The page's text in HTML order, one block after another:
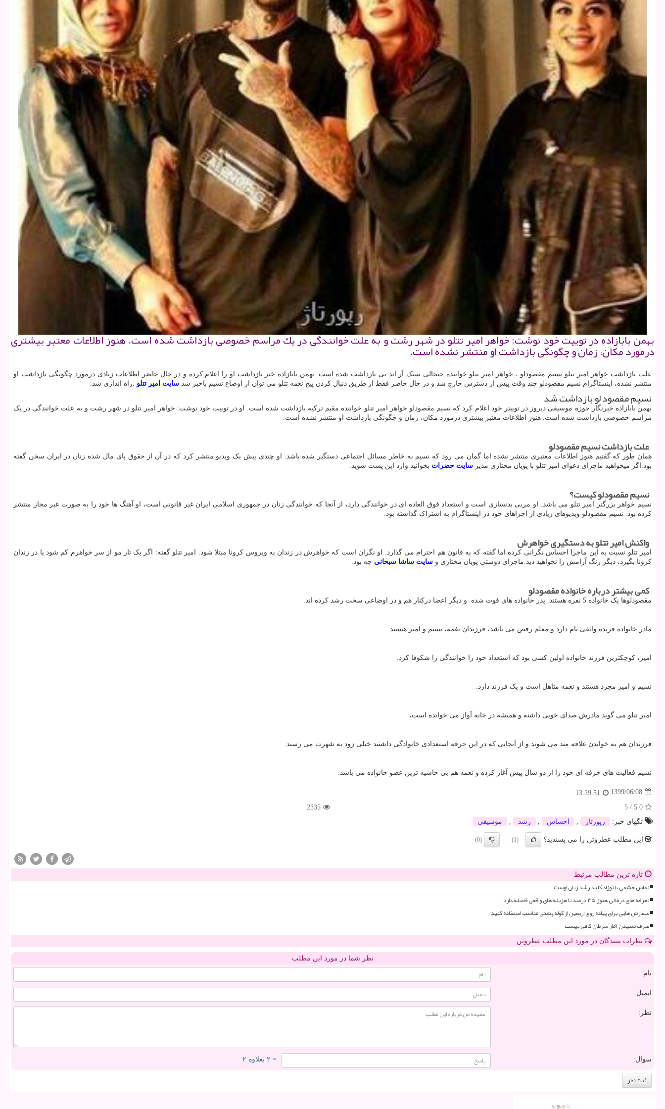
بهمن بابازاده در توییت خود نوشت: خواهر امیر تتلو در شهر رشت و به علت خوانندگی در یك مراسم خصوصی بازداشت شده است. هنوز اطلاعات معتبر بیشتری
درمورد مكان، زمان و چگونگی بازداشت او منتشر نشده است.
علت بازداشت خواهر امیر تتلو نسیم مقصودلو ، خواهر امیر تتلو خواننده جنجالی سبک آر اند بی بازداشت شده است. بهمن بابازاده خبر بازداشت او را اعلام کرده و در حال حاضر اطلاعات زیادی درمورد چگونگی بازداشت او
منتشر نشده، اینستاگرام نسیم مقصودلو چند وقت پیش از دسترس خارج شد و در حال حاضر فقط از طریق دنبال کردن پیج نغمه تتلو می توان از اوضاع نسیم باخبر شد
. سایت امیر تتلو راه اندازی شد.
نسیم مقصود لو بازداشت شد
بهمن بابازاده خبرنگار حوزه موسیقی دیروز در توییتر خود اعلام کرد که نسیم مقصودلو خواهر امیر تتلو خواننده مقیم ترکیه بازداشت شده است. او در توییت خود نوشت: خواهر امیر تتلو در شهر رشت و به علت خوانندگی در یک
مراسم خصوصی بازداشت شده است. هنوز اطلاعات معتبر بیشتری درمورد مکان، زمان و چگونگی بازداشت او منتشر نشده است.
علت بازداشت نسیم مقصودلو
همان طور که گفتیم هنوز اطلاعات معتبری منتشر نشده اما گمان می رود که نسیم به خاطر مسائل اجتماعی دستگیر شده باشد. او چندی پیش یک ویدیو منتشر کرد که در آن از حقوق پای مال شده زنان در ایران سخن گفته
بود.اگر میخواهید ماجرای دعوای امیر تتلو با پویان مختاری مدیر سایت حضرات بخوانید وارد این پست شوید.
نسیم مقصودلو کیست؟
نسیم خواهر بزرگتر امیر تتلو می باشد. او مربی بدنسازی است و استعداد فوق العاده ای در خوانندگی دارد، از آنجا که خوانندگی زنان در جمهوری اسلامی ایران غیر قانونی است، او آهنگ ها خود را به صورت غیر مجاز منتشر
کرده بود. نسیم مقصودلو ویدیوهای زیادی از اجراهای خود در اینستاگرام به اشتراک گذاشته بود.
واکنش امیر تتلو به دستگیری خواهرش
امیر تتلو نسبت به این ماجرا احساس نگرانی کرده اما گفته که به قانون هم احترام می گذارد. او نگران است که خواهرش در زندان به ویروس کرونا مبتلا شود. امیر تتلو گفته: اگر یک تار مو از سر خواهرم کم شود یا در زندان
کرونا بگیرد، دیگر رنگ آرامش را نخواهید دید.ماجرای دوستی پویان مختاری و سایت ساشا سبحانی چه بود.
کمی بیشتر درباره خانواده مقصودلو
مقصودلوها یک خانواده 5 نفره هستند. پدر خانواده های فوت شده و دیگر اعضا درکنار هم و در اوضاعی سخت رشد کرده اند .
مادر خانواده فریده واثقی نام دارد و معلم رقص می باشد، فرزندان نغمه، نسیم و امیر هستند.
امیر، کوچکترین فرزند خانواده اولین کسی بود که استعداد خود را خوانندگی را شکوفا کرد.
نسیم و امیر مجرد هستند و نغمه متاهل است و یک فرزند دارد.
امیر تتلو می گوید مادرش صدای خوبی داشته و همیشه در خانه آواز می خوانده است،
فرزندان هم به خواندن علاقه مند می شوند و از آنجایی که در این حرفه استعدادی خانوادگی داشتند خیلی زود به شهرت می رسند.
نسیم فعالیت های حرفه ای خود را از دو سال پیش آغاز کرده و نغمه هم بی حاشیه ترین عضو خانواده می باشد.
1399/06/08
13:29:51
5.0
/
5
2335
تگهای خبر:
رپورتاژ احساس رشد موسیقی
این مطلب عطروتن را می پسندید؟ (1)
(0)
تازه ترین مطالب مرتبط
تماس چشمی با نوزاد کلید رشد زبان اوست
تعرفه های درمانی هنوز ۴۵ درصد با هزینه های واقعی فاصله دارد
سفارش هایی برای پیاده روی اربعین از کوله پشتی مناسب استفاده کنید
صرف شنیدن آمار سرطان کافی نیست
نظرات بینندگان در مورد این مطلب عطروتن
نظر شما در مورد این مطلب
نام:
ایمیل:
نظر:
سوال: = ۲ بعلاوه ۲